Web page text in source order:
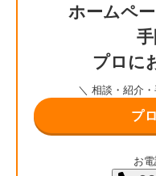
ホームペ
プロに
＼ 相談・紹介
プ
お